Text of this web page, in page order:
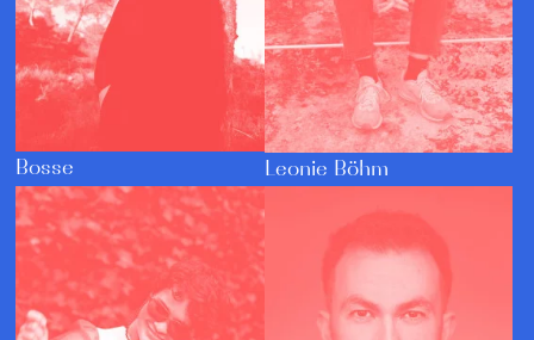
Bosse Leonie Böhm